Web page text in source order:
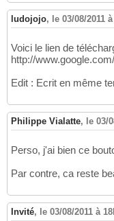
ludojojo, le 03/08/2011
Voici le lien de
http://
Edit : Ecrit en même
Philippe Vialatte, le 03/
Perso, j'ai bien ce
Par contre, ca reste
Invité, le 03/08/2011 à